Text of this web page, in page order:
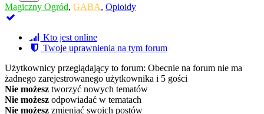
Magiczny Ogród, GABA, Opioidy
Kto jest online
Twoje uprawnienia na tym forum
Użytkownicy przeglądający to forum: Obecnie na forum nie ma
żadnego zarejestrowanego użytkownika i 5 gości
Nie możesz tworzyć nowych tematów
Nie możesz odpowiadać w tematach
Nie możesz zmieniać swoich postów